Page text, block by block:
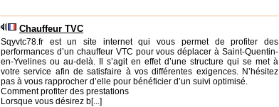
Chauffeur TVC
Sqyvtc78.fr est un site internet qui vous permet de profiter des
performances d’un chauffeur VTC pour vous déplacer à Saint-Quentin-
en-Yvelines ou au-delà. Il s’agit en effet d’une structure qui se met à
votre service afin de satisfaire à vos différentes exigences. N’hésitez
pas à vous rapprocher d’elle pour bénéficier d’un suivi optimisé.
Comment profiter des prestations
Lorsque vous désirez b[...]